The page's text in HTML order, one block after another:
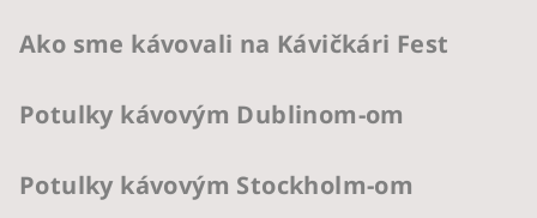
Ako sme kávovali na Kávičkári Fest
Potulky kávovým Dublinom-om
Potulky kávovým Stockholm-om